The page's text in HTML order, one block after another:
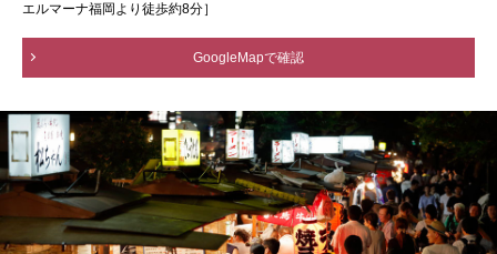
エルマーナ福岡より徒歩約8分］
GoogleMapで確認